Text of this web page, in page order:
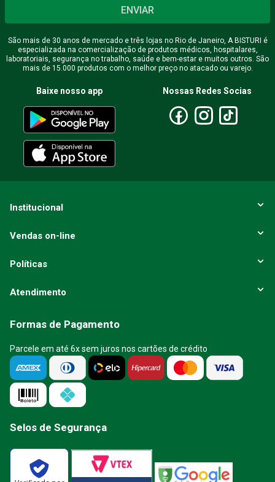
Endereço de email
Escreva uma avaliação
ENVIAR AVALIAÇÃO
ENVIAR
São mais de 30 anos de mercado e três lojas no Rio de Janeiro, A BISTURI é
especializada na comercialização de produtos médicos, hospitalares,
laboratoriais, segurança no trabalho, saúde e bem-estar e muitos outros. São
mais de 15.000 produtos com o melhor preço no atacado ou varejo.
Baixe nosso app Nossas Redes Socias
Institucional
Vendas on-line
Políticas
Atendimento
Formas de Pagamento
Parcele em até 6x sem juros nos cartões de crédito
Selos de Segurança